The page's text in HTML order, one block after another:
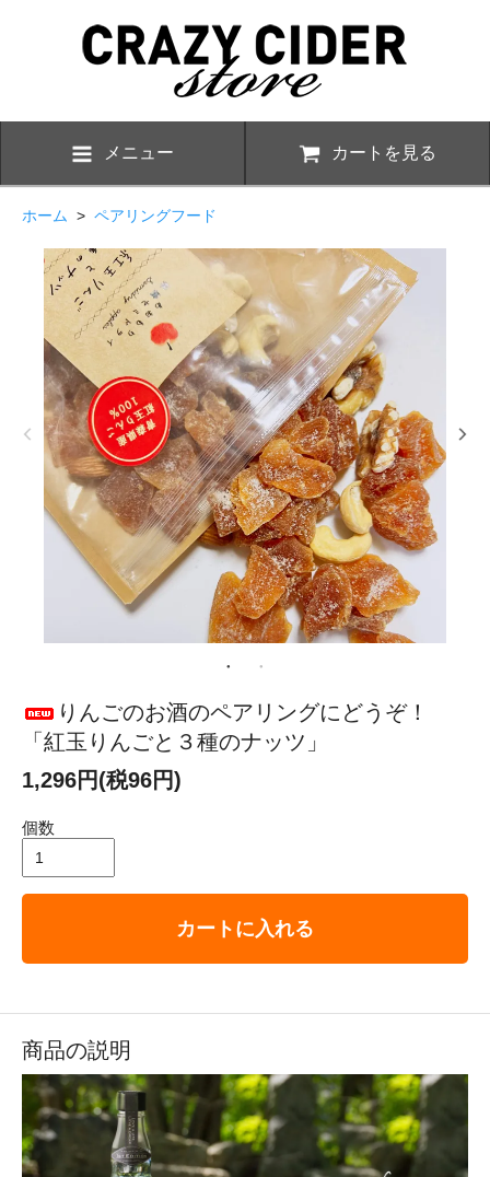
メニュー カートを見る
ホーム > ペアリングフード
りんごのお酒のペアリングにどうぞ！
「紅玉りんごと３種のナッツ」
1,296円(税96円)
個数
カートに入れる
商品の説明